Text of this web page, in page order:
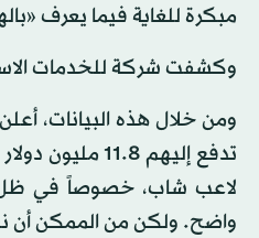
مبكرة للغاية فيما يعرف
وكشفت شركة للخدمات الاستشارية،
ومن خلال هذه البيانات،
تدفع إليهم
لاعب شاب، خصوصاً في ظل
واضح. ولكن من الممكن أن